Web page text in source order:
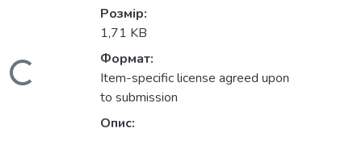
Вантажиться...
Розмір:
1,71 KB
Формат:
Item-specific license agreed upon
to submission
Опис: